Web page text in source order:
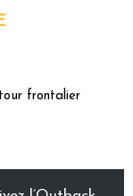
frontalier